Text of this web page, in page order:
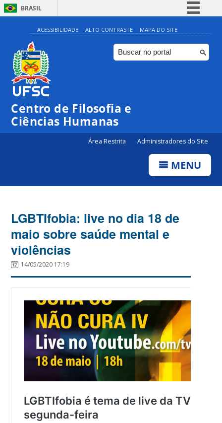
BRASIL
Simplifique!
Comunica BR
Participe
ACESSIBILIDADE ALTO CONTRASTE MAPA DO SITE
Centro de Filosofia e
Ciências Humanas
Área Restrita Administradores do Site
MENU
LGBTIfobia: live no dia 18 de
maio sobre saúde mental e
violências
14/05/2020 17:19